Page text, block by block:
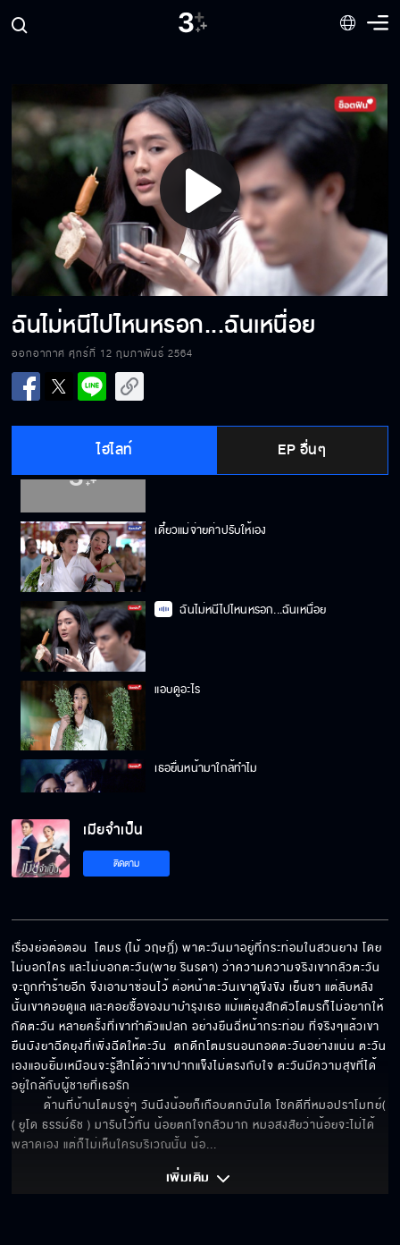
Play
Video
ฉันไม่หนีไปไหนหรอก...ฉันเหนื่อย
ออกอากาศ ศุกร์ที่ 12 กุมภาพันธ์ 2564
ไฮไลท์ EP อื่นๆ
สู้ต่อไปก็ไม่มีวันชนะ
ไหนบอกพ่อซิว่าอยากชื่ออะไร
เล่ามาให้หมดเลยนะ
เดี๋ยวแม่จ่ายค่าปรับให้เอง
ฉันไม่หนีไปไหนหรอก...ฉันเหนื่อย
แอบดูอะไร
เธอยื่นหน้ามาใกล้ทำไม
คุณไม่ได้น่ากลัวแบบที่พยายามทำอยู่
ที่ให้ไปไม่ได้หวังอะไรเลย
นังงูพิษ…เลี้ยงไม่เชื่อง
เมียจำเป็น
ติดตาม
เรื่องย่อต่อตอน  โตมร (ไม้ วฤษฎิ์) พาตะวันมาอยู่ที่กระท่อมในสวนยาง โดย
ไม่บอกใคร และไม่บอกตะวัน(พาย รินรดา) ว่าความความจริงเขากลัวตะวัน
จะถูกทำร้ายอีก จึงเอามาซ่อนไว้ ต่อหน้าตะวันเขาดูขึงขัง เย็นชา แต่ลับหลัง
นั้นเขาคอยดูแล และคอยซื้อของมาบำรุงเธอ แม้แต่ยุงสักตัวโตมรก็ไม่อยากให้
กัดตะวัน หลายครั้งที่เขาทำตัวแปลก อย่างยืนฉี่หน้ากระท่อม ที่จริงๆแล้วเขา
ยืนบังยาฉีดยุงที่เพิ่งฉีดให้ตะวัน  ตกดึกโตมรนอนกอดตะวันอย่างแน่น ตะวัน
เองแอบยิ้มเหมือนจะรู้สึกได้ว่าเขาปากแข็งไม่ตรงกับใจ ตะวันมีความสุขที่ได้
อยู่ใกล้กับผู้ชายที่เธอรัก
         ด้านที่บ้านโตมรจู่ๆ วันนึงน้อยก็เกือบตกบันได โชคดีที่หมอปราโมทย์(
( ยูโด ธรรม์ธัช ) มารับไว้ทัน น้อยตกใจกลัวมาก หมอสงสัยว่าน้อยจะไม่ได้
พลาดเอง แต่ก็ไม่เห็นใครบริเวณนั้น น้อ...
เพิ่มเติม